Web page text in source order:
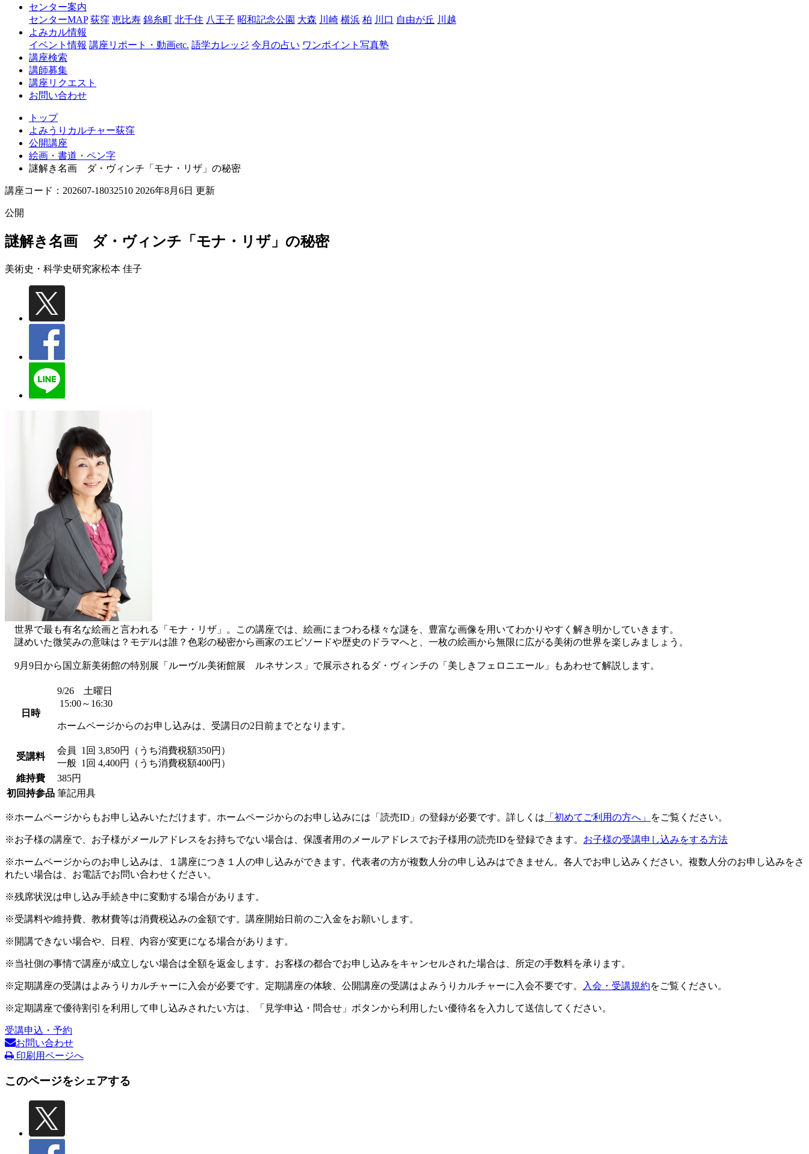
荻
窪
センター案内
センターMAP 荻窪 恵比寿 錦糸町 北千住 八王子 昭和記念公園 大森 川崎 横浜 柏 川口 自由が丘 川越
よみカル情報
イベント情報 講座リポート・動画etc. 語学カレッジ 今月の占い ワンポイント写真塾
講座検索
講師募集
講座リクエスト
お問い合わせ
トップ
よみうりカルチャー荻窪
公開講座
絵画・書道・ペン字
謎解き名画 ダ・ヴィンチ「モナ・リザ」の秘密
講座コード：202607-18032510 2026年8月6日 更新
公開
謎解き名画 ダ・ヴィンチ「モナ・リザ」の秘密
美術史・科学史研究家松本 佳子
世界で最も有名な絵画と言われる「モナ・リザ」。この講座では、絵画にまつわる様々な謎を、豊富な画像を用いてわかりやすく解き明かしていきます。
謎めいた微笑みの意味は？モデルは誰？色彩の秘密から画家のエピソードや歴史のドラマへと、一枚の絵画から無限に広がる美術の世界を楽しみましょう。
9月9日から国立新美術館の特別展「ルーヴル美術館展 ルネサンス」で展示されるダ・ヴィンチの「美しきフェロニエール」もあわせて解説します。
日時
9/26 土曜日
15:00～16:30
ホームページからのお申し込みは、受講日の2日前までとなります。
受講料
会員
1回 3,850円（うち消費税額350円）
一般 1回 4,400円（うち消費税額400円）
維持費
385円
初回持参品 筆記用具
※ホームページからもお申し込みいただけます。ホームページからのお申し込みには「読売ID」の登録が必要です。詳しくは 「初めてご利用の方へ」 をご覧ください。
※お子様の講座で、お子様がメールアドレスをお持ちでない場合は、保護者用のメールアドレスでお子様用の読売IDを登録できます。 お子様の受講申し込みをする方法
※ホームページからのお申し込みは、１講座につき１人の申し込みができます。代表者の方が複数人分の申し込みはできません。各人でお申し込みください。複数人分のお申し込みをさ
れたい場合は、お電話でお問い合わせください。
※残席状況は申し込み手続き中に変動する場合があります。
※受講料や維持費、教材費等は消費税込みの金額です。講座開始日前のご入金をお願いします。
※開講できない場合や、日程、内容が変更になる場合があります。
※当社側の事情で講座が成立しない場合は全額を返金します。お客様の都合でお申し込みをキャンセルされた場合は、所定の手数料を承ります。
※定期講座の受講はよみうりカルチャーに入会が必要です。定期講座の体験、公開講座の受講はよみうりカルチャーに入会不要です。 入会・受講規約をご覧ください。
※定期講座で優待割引を利用して申し込みされたい方は、「見学申込・問合せ」ボタンから利用したい優待名を入力して送信してください。
受講申込・予約
お問い合わせ
印刷用ページへ
このページをシェアする